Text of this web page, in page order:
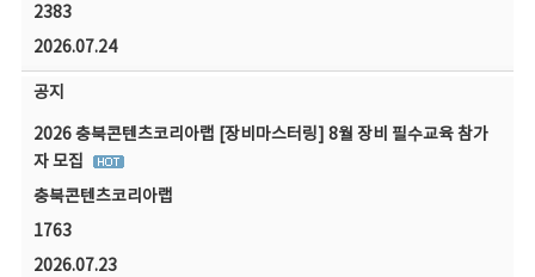
2383
2026.07.24
공지
2026 충북콘텐츠코리아랩 [장비마스터링] 8월 장비 필수교육 참가
자 모집
충북콘텐츠코리아랩
1763
2026.07.23